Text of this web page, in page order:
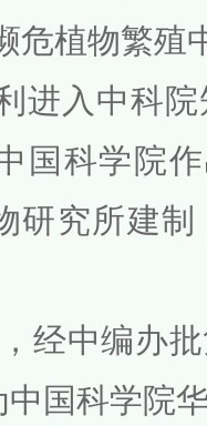
危植物繁殖
进入中科
国科学院
研究所建
经中编办
国科学院